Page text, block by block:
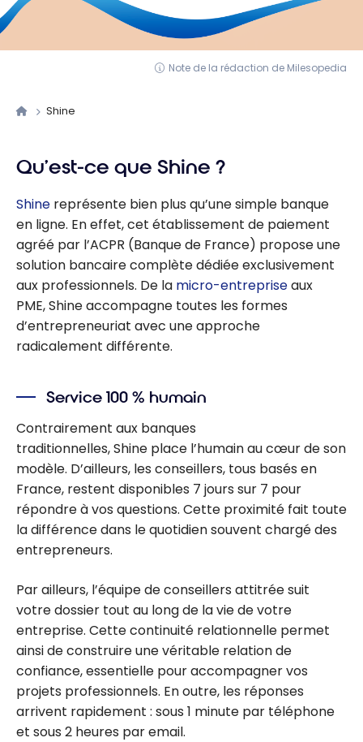
Note de la rédaction de Milesopedia
Shine
Qu’est-ce que Shine ?
Shine représente bien plus qu’une simple banque
en ligne. En effet, cet établissement de paiement
agréé par l’ACPR (Banque de France) propose une
solution bancaire complète dédiée exclusivement
aux professionnels. De la micro-entrepriseaux
PME, Shine accompagne toutes les formes
d’entrepreneuriat avec une approche
radicalement différente.
Service 100 % humain
Contrairement aux banques
traditionnelles, Shine place l’humain au cœur de son
modèle. D’ailleurs, les conseillers, tous basés en
France, restent disponibles 7 jours sur 7 pour
répondre à vos questions. Cette proximité fait toute
la différence dans le quotidien souvent chargé des
entrepreneurs.
Par ailleurs, l’équipe de conseillers attitrée suit
votre dossier tout au long de la vie de votre
entreprise. Cette continuité relationnelle permet
ainsi de construire une véritable relation de
confiance, essentielle pour accompagner vos
projets professionnels. En outre, les réponses
arrivent rapidement : sous 1 minute par téléphone
et sous 2 heures par email.